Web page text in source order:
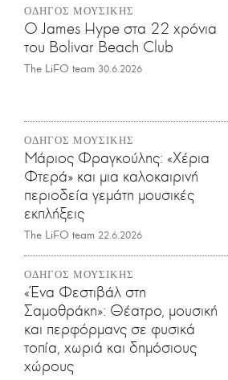
ΟΔΗΓΟΣ ΜΟΥΣΙΚΗΣ
Ο James Hype στα 22 χρόνια
του Bolivar Beach Club
The LiFO team 30.6.2026
ΟΔΗΓΟΣ ΜΟΥΣΙΚΗΣ
Μάριος Φραγκούλης: «Χέρια
Φτερά» και μια καλοκαιρινή
περιοδεία γεμάτη μουσικές
εκπλήξεις
The LiFO team 22.6.2026
ΟΔΗΓΟΣ ΜΟΥΣΙΚΗΣ
«Ένα Φεστιβάλ στη
Σαμοθράκη»: Θέατρο, μουσική
και περφόρμανς σε φυσικά
τοπία, χωριά και δημόσιους
χώρους